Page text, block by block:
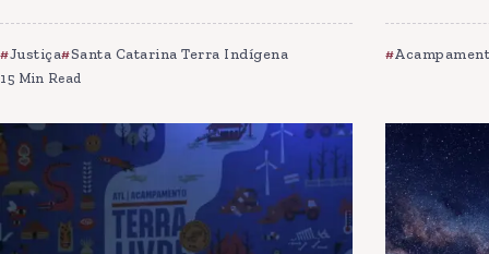
Justiça Santa Catarina Terra Indígena
15 Min Read